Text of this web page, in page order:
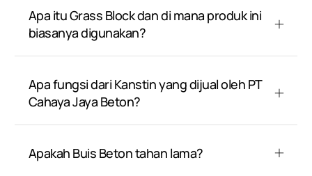
Apa itu Grass Block dan di mana produk ini
biasanya digunakan?
Apa fungsi dari Kanstin yang dijual oleh PT
Cahaya Jaya Beton?
Apakah Buis Beton tahan lama?